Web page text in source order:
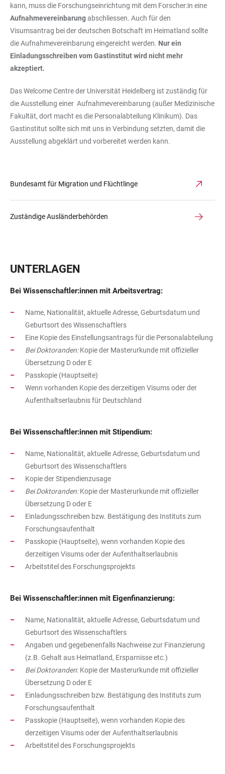
kann, muss die Forschungseinrichtung mit dem Forscher:in eine
Aufnahmevereinbarungabschliessen. Auch für den
Visumsantrag bei der deutschen Botschaft im Heimatland sollte
die Aufnahmevereinbarung eingereicht werden. Nur ein
Einladungsschreiben vom Gastinstitut wird nicht mehr
akzeptiert.
Das Welcome Centre der Universität Heidelberg ist zuständig für
die Ausstellung einer Aufnahmevereinbarung (außer Medizinische
Fakultät, dort macht es die Personalabteilung Klinikum). Das
Gastinstitut sollte sich mit uns in Verbindung setzten, damit die
Ausstellung abgeklärt und vorbereitet werden kann.
Bundesamt für Migration und Flüchtlinge
Zuständige Ausländerbehörden
UNTERLAGEN
Bei Wissenschaftler:innen mit Arbeitsvertrag:
Name, Nationalität, aktuelle Adresse, Geburtsdatum und
Geburtsort des Wissenschaftlers
Eine Kopie des Einstellungsantrags für die Personalabteilung
Bei Doktoranden:Kopie der Masterurkunde mit offizieller
Übersetzung D oder E
Passkopie (Hauptseite)
Wenn vorhanden Kopie des derzeitigen Visums oder der
Aufenthaltserlaubnis für Deutschland
Bei Wissenschaftler:innen mit Stipendium:
Name, Nationalität, aktuelle Adresse, Geburtsdatum und
Geburtsort des Wissenschaftlers
Kopie der Stipendienzusage
Bei Doktoranden:Kopie der Masterurkunde mit offizieller
Übersetzung D oder E
Einladungsschreiben bzw. Bestätigung des Instituts zum
Forschungsaufenthalt
Passkopie (Hauptseite), wenn vorhanden Kopie des
derzeitigen Visums oder der Aufenthaltserlaubnis
Arbeitstitel des Forschungsprojekts
Bei Wissenschaftler:innen mit Eigenfinanzierung:
Name, Nationalität, aktuelle Adresse, Geburtsdatum und
Geburtsort des Wissenschaftlers
Angaben und gegebenenfalls Nachweise zur Finanzierung
(z.B. Gehalt aus Heimatland, Ersparnisse etc.)
Bei Doktoranden: Kopie der Masterurkunde mit offizieller
Übersetzung D oder E
Einladungsschreiben bzw. Bestätigung des Instituts zum
Forschungsaufenthalt
Passkopie (Hauptseite), wenn vorhanden Kopie des
derzeitigen Visums oder der Aufenthaltserlaubnis
Arbeitstitel des Forschungsprojekts